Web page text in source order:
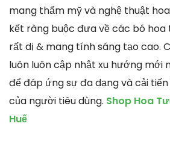
mang thẩm mỹ và nghệ thuật
kết ràng buộc đưa về các bó hoa
rất dị & mang tính sáng tạo cao.
luôn luôn cập nhật xu hướng mới
để đáp ứng sự đa dạng và cải
của người tiêu dùng. Shop Hoa
Huế